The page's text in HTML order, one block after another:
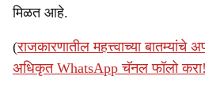
मिळत आहे.
(राजकारणातील महत्त्वाच्या बातम्यांचे
अधिकृत WhatsApp चॅनल फॉलो करा!